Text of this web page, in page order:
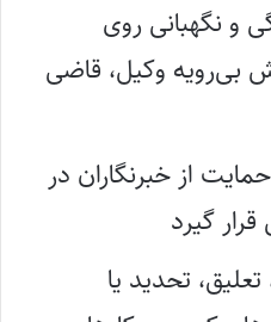
و نگهبانی روی
بی‌رویه وکیل، قاضی
از خبرنگاران در
گیرد
تحدید یا